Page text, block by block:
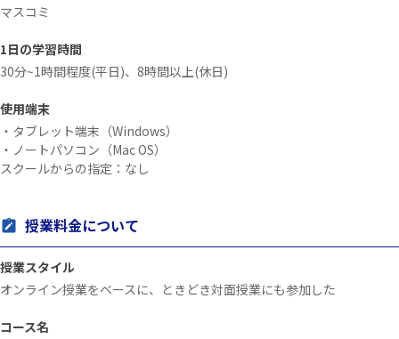
マスコミ
1日の学習時間
30分~1時間程度(平日)、8時間以上(休日)
使用端末
・タブレット端末（Windows）
・ノートパソコン（Mac OS）
スクールからの指定：なし
授業料金について
授業スタイル
オンライン授業をベースに、ときどき対面授業にも参加した
コース名